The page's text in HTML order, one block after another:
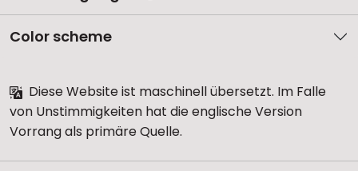
Color scheme
Diese Website ist maschinell übersetzt. Im Falle
von Unstimmigkeiten hat die englische Version
Vorrang als primäre Quelle.